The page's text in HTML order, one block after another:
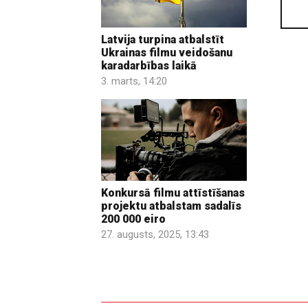
Latvija turpina atbalstīt
Ukrainas filmu veidošanu
karadarbības laikā
3. marts, 14:20
Konkursā filmu attīstīšanas
projektu atbalstam sadalīs
200 000 eiro
27. augusts, 2025, 13:43